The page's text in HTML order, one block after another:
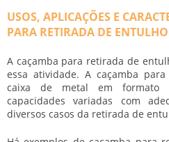
USOS, APLICAÇÕES E
PARA RETIRADA DE ENTULHO
A caçamba para retirada de
essa atividade. A caçamba
caixa de metal em formato
capacidades variadas com
diversos casos da retirada de